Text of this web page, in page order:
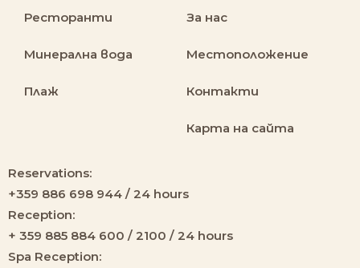
Ресторанти
Минерална вода
Плаж
За нас
Местоположение
Контакти
Карта на сайта
Reservations:
+359 886 698 944 / 24 hours
Reception:
+ 359 885 884 600 / 2100 / 24 hours
Spa Reception: